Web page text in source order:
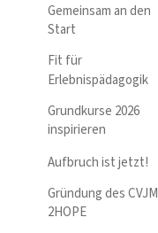
Gemeinsam an den
Start
Fit für
Erlebnispädagogik
Grundkurse 2026
inspirieren
Aufbruch ist jetzt!
Gründung des CVJM
2HOPE